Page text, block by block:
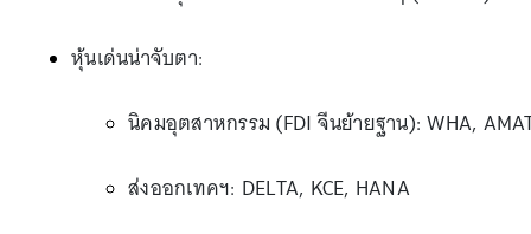
หุ้นเด่นน่าจับตา:
นิคมอุตสาหกรรม (FDI จีนย้ายฐาน): WHA,
ส่งออกเทคฯ: DELTA, KCE, HANA